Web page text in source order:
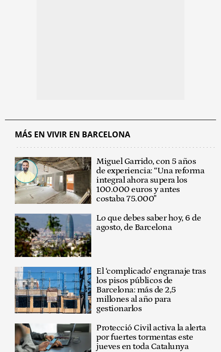
MÁS EN VIVIR EN BARCELONA
Miguel Garrido, con 5 años
de experiencia: “Una reforma
integral ahora supera los
100.000 euros y antes
costaba 75.000"
Lo que debes saber hoy, 6 de
agosto, de Barcelona
El ‘complicado’ engranaje tras
los pisos públicos de
Barcelona: más de 2,5
millones al año para
gestionarlos
Protecció Civil activa la alerta
por fuertes tormentas este
jueves en toda Catalunya